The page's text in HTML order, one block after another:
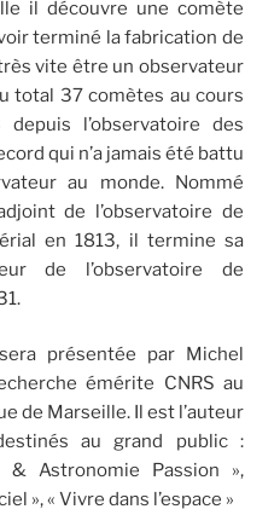
il découvre une comète
terminé la fabrication de
vite être un observateur
total 37 comètes au cours
l’observatoire des
qui n’a jamais été battu
au monde. Nommé
de l’observatoire de
en 1813, il termine sa
de l’observatoire de
présentée par Michel
émérite CNRS au
de Marseille. Il est l’auteur
au grand public :
& Astronomie Passion »,
», « Vivre dans l’espace »